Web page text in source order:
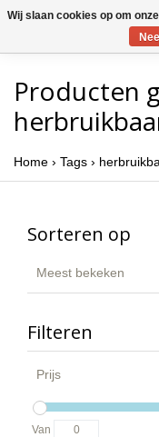
Producten
Home › Tags ›
Sorteren op
Meest bekeken
Filteren
Prijs
Van
Wij slaan cookies op om
Nee